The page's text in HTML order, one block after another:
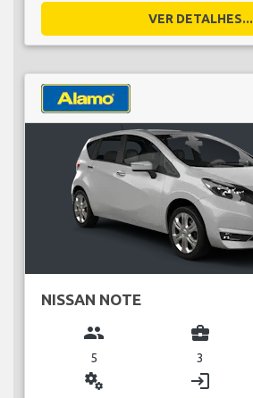
VER DETALHES...
NISSAN NOTE
group
5
business_center
3
miscellaneous_services login